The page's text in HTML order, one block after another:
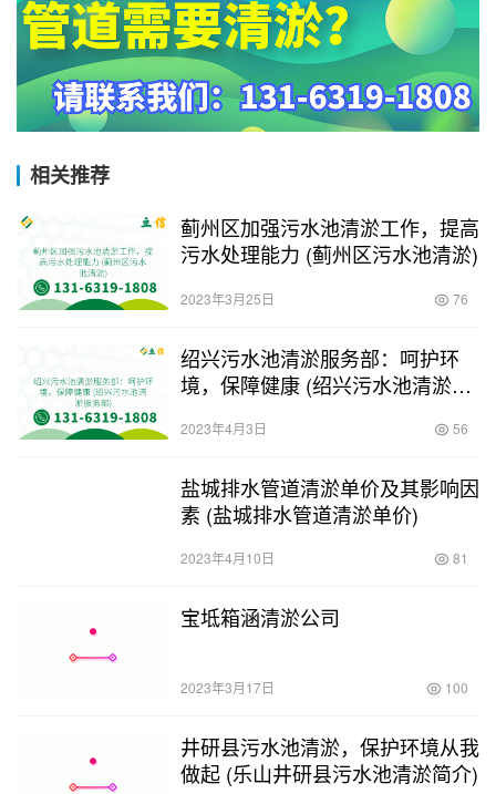
相关推荐
蓟州区加强污水池清淤工作，提高
污水处理能力 (蓟州区污水池清淤)
2023年3月25日 76
绍兴污水池清淤服务部：呵护环
境，保障健康 (绍兴污水池清淤服
2023年4月3日 56
盐城排水管道清淤单价及其影响因
素 (盐城排水管道清淤单价)
2023年4月10日 81
宝坻箱涵清淤公司
2023年3月17日 100
井研县污水池清淤，保护环境从我
做起 (乐山井研县污水池清淤简介)